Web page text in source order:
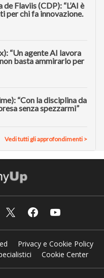
Flaviis (CDP): “L’AI è
per chi fa innovazione.
“Un agente AI lavora
basta ammirarlo per
“Con la disciplina da
senza spezzarmi”
Vedi tutti gli approfondimenti >
Privacy e Cookie Policy
Cookie Center